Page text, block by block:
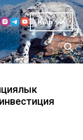
Кыр